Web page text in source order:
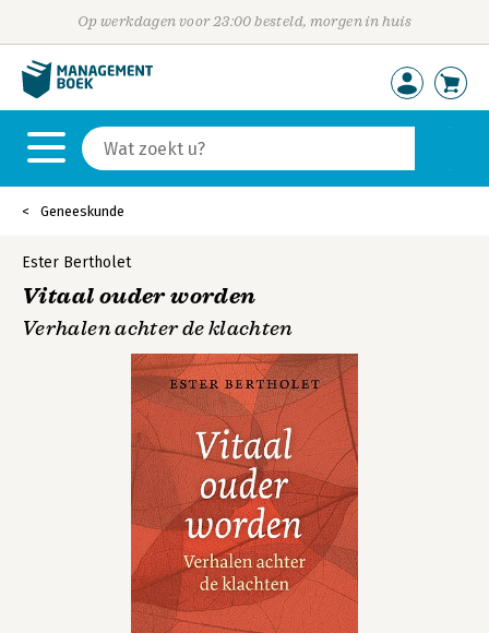
Op werkdagen voor 23:00 besteld, morgen in huis
Geneeskunde
Ester Bertholet
Vitaal ouder worden
Verhalen achter de klachten